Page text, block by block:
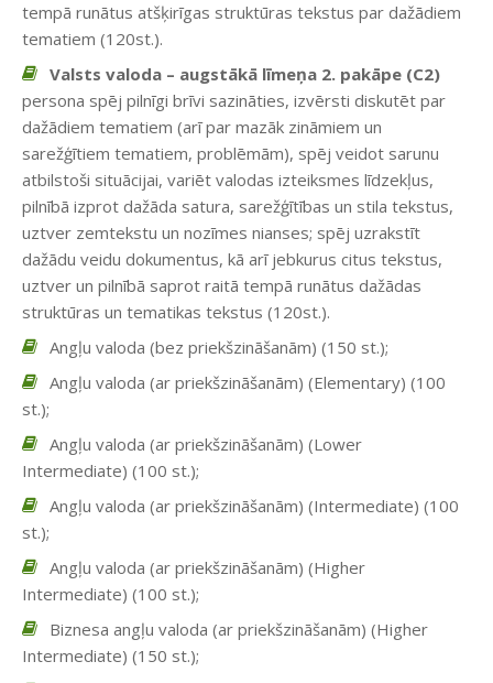
tempā runātus atšķirīgas struktūras tekstus par dažādiem
tematiem (120st.).
Valsts valoda – augstākā līmeņa 2. pakāpe (C2)
persona spēj pilnīgi brīvi sazināties, izvērsti diskutēt par
dažādiem tematiem (arī par mazāk zināmiem un
sarežģītiem tematiem, problēmām), spēj veidot sarunu
atbilstoši situācijai, variēt valodas izteiksmes līdzekļus,
pilnībā izprot dažāda satura, sarežģītības un stila tekstus,
uztver zemtekstu un nozīmes nianses; spēj uzrakstīt
dažādu veidu dokumentus, kā arī jebkurus citus tekstus,
uztver un pilnībā saprot raitā tempā runātus dažādas
struktūras un tematikas tekstus (120st.).
Angļu valoda (bez priekšzināšanām) (150 st.);
Angļu valoda (ar priekšzināšanām) (Elementary) (100
st.);
Angļu valoda (ar priekšzināšanām) (Lower
Intermediate) (100 st.);
Angļu valoda (ar priekšzināšanām) (Intermediate) (100
st.);
Angļu valoda (ar priekšzināšanām) (Higher
Intermediate) (100 st.);
Biznesa angļu valoda (ar priekšzināšanām) (Higher
Intermediate) (150 st.);